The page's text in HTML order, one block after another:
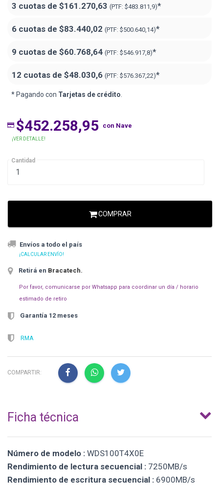
3 cuotas de $161.270,63 (PTF: $483.811,9)*
6 cuotas de $83.440,02 (PTF: $500.640,14)*
9 cuotas de $60.768,64 (PTF: $546.917,8)*
12 cuotas de $48.030,6 (PTF: $576.367,22)*
* Pagando con Tarjetas de crédito
$452.258,95 con Nave
¡VER DETALLE!
Cantidad
COMPRAR
Envíos a todo el país
¡CALCULAR ENVÍO!
Retirá en Bracatech.
Por favor, comunicarse por Whatsapp para coordinar un día / horario
estimado de retiro
Garantía 12 meses
RMA
COMPARTIR:
Ficha técnica
Número de modelo : WDS100T4X0E
Rendimiento de lectura secuencial : 7250MB/s
Rendimiento de escritura secuencial : 6900MB/s